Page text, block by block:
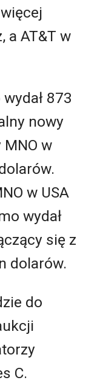
a AT&T w
873
nowy
w
w USA
wydał
się z
dolarów.
do
C.